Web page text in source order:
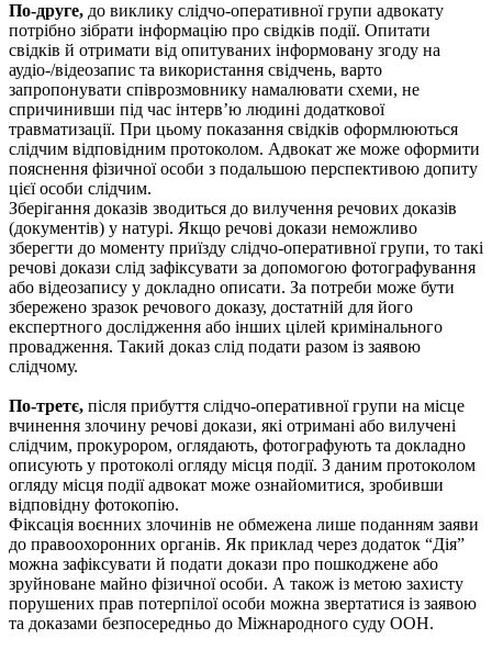
По-друге, до виклику слідчо-оперативної групи адвокату
потрібно зібрати інформацію про свідків події. Опитати
свідків й отримати від опитуваних інформовану згоду на
аудіо-/відеозапис та використання свідчень, варто
запропонувати співрозмовнику намалювати схеми, не
спричинивши під час інтерв’ю людині додаткової
травматизації. При цьому показання свідків оформлюються
слідчим відповідним протоколом. Адвокат же може оформити
пояснення фізичної особи з подальшою перспективою допиту
цієї особи слідчим.
Зберігання доказів зводиться до вилучення речових доказів
(документів) у натурі. Якщо речові докази неможливо
зберегти до моменту приїзду слідчо-оперативної групи, то такі
речові докази слід зафіксувати за допомогою фотографування
або відеозапису у докладно описати. За потреби може бути
збережено зразок речового доказу, достатній для його
експертного дослідження або інших цілей кримінального
провадження. Такий доказ слід подати разом із заявою
слідчому.
По-третє, після прибуття слідчо-оперативної групи на місце
вчинення злочину речові докази, які отримані або вилучені
слідчим, прокурором, оглядають, фотографують та докладно
описують у протоколі огляду місця події. З даним протоколом
огляду місця події адвокат може ознайомитися, зробивши
відповідну фотокопію.
Фіксація воєнних злочинів не обмежена лише поданням заяви
до правоохоронних органів. Як приклад через додаток “Дія”
можна зафіксувати й подати докази про пошкоджене або
зруйноване майно фізичної особи. А також із метою захисту
порушених прав потерпілої особи можна звертатися із заявою
та доказами безпосередньо до Міжнародного суду ООН.